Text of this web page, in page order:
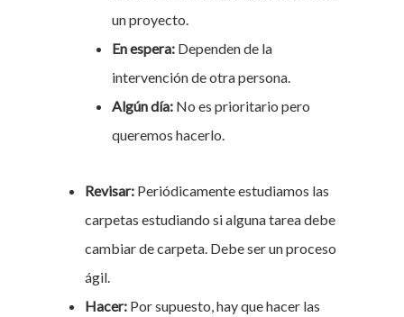
un proyecto.
En espera: Dependen de la
intervención de otra persona.
Algún día: No es prioritario pero
queremos hacerlo.
Revisar: Periódicamente estudiamos las
carpetas estudiando si alguna tarea debe
cambiar de carpeta. Debe ser un proceso
ágil.
Hacer: Por supuesto, hay que hacer las